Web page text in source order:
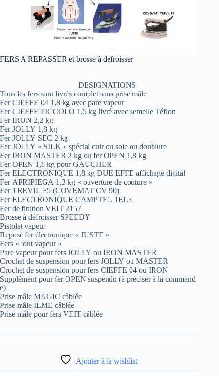
FERS A REPASSER et brosse à défroisser
DESIGNATIONS
Tous les fers sont livrés complet sans prise mâle
Fer CIEFFE 04 1,8 kg avec pare vapeur
Fer CIEFFE PICCOLO 1,5 kg livré avec semelle Téflon
Fer IRON 2,2 kg
Fer JOLLY 1,8 kg
Fer JOLLY SEC 2 kg
Fer JOLLY « SILK » spécial cuir ou soie ou doublure
Fer IRON MASTER 2 kg ou fer OPEN 1,8 kg
Fer OPEN 1,8 kg pour GAUCHER
Fer ELECTRONIQUE 1,8 kg DUE EFFE affichage digital
Fer APRIPIEGA 1,3 kg « ouverture de couture »
Fer TREVIL F5 (COVEMAT CV 90)
Fer ELECTRONIQUE CAMPTEL 1EL3
Fer de finition VEIT 2157
Brosse à défroisser SPEEDY
Pistolet vapeur
Repose fer électronique « JUSTE »
Fers « tout vapeur »
Pare vapeur pour fers JOLLY ou IRON MASTER
Crochet de suspension pour fers JOLLY ou MASTER
Crochet de suspension pour fers CIEFFE 04 ou IRON
Supplément pour fer OPEN suspendu (à préciser à la command
e)
Prise mâle MAGIC câblée
Prise mâle ILME câblée
Prise mâle pour fers VEIT câblée
Ajouter à la wishlist